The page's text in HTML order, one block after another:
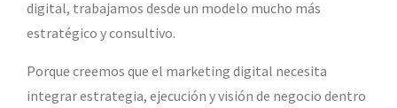
digital, trabajamos desde un modelo mucho más
estratégico y consultivo.
Porque creemos que el marketing digital necesita
integrar estrategia, ejecución y visión de negocio dentro